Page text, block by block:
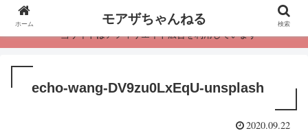
・当サイトはアフィリエイト広告を利用しています
echo-wang-DV9zu0LxEqU-unsplash
2020.09.22
ホーム モアザちゃんねる 検索